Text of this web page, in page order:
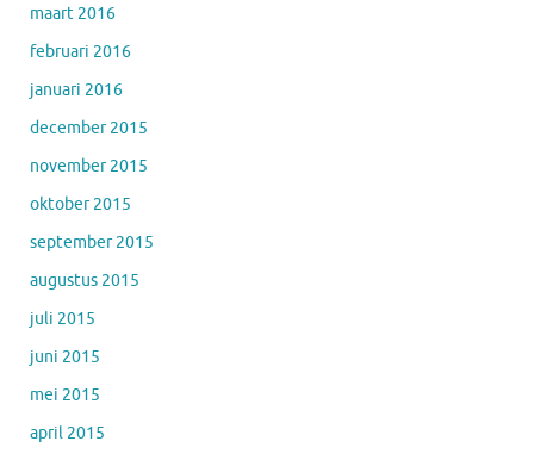
maart 2016
februari 2016
januari 2016
december 2015
november 2015
oktober 2015
september 2015
augustus 2015
juli 2015
juni 2015
mei 2015
april 2015